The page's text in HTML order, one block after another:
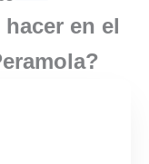
en el